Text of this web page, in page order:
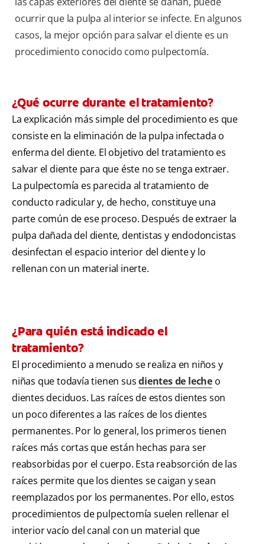
ocurrir que la pulpa al interior se infecte. En algunos
casos, la mejor opción para salvar el diente es un
procedimiento conocido como pulpectomía.
¿Qué ocurre durante el tratamiento?
La explicación más simple del procedimiento es que
consiste en la eliminación de la pulpa infectada o
enferma del diente. El objetivo del tratamiento es
salvar el diente para que éste no se tenga extraer.
La pulpectomía es parecida al tratamiento de
conducto radicular y, de hecho, constituye una
parte común de ese proceso. Después de extraer la
pulpa dañada del diente, dentistas y endodoncistas
desinfectan el espacio interior del diente y lo
rellenan con un material inerte.
¿Para quién está indicado el
tratamiento?
El procedimiento a menudo se realiza en niños y
niñas que todavía tienen susdientes de leche o
dientes deciduos. Las raíces de estos dientes son
un poco diferentes a las raíces de los dientes
permanentes. Por lo general, los primeros tienen
raíces más cortas que están hechas para ser
reabsorbidas por el cuerpo. Esta reabsorción de las
raíces permite que los dientes se caigan y sean
reemplazados por los permanentes. Por ello, estos
procedimientos de pulpectomía suelen rellenar el
interior vacío del canal con un material que